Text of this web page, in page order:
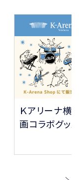
Ｋアリーナ横
画コラボグッ